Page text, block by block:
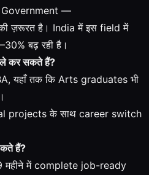
Government —
ज़रूरत है। India में इस field में
बढ़ रही है।
कर सकते हैं?
यहाँ तक कि Arts graduates भी
projects के साथ career switch
हैं?
महीने में complete job-ready